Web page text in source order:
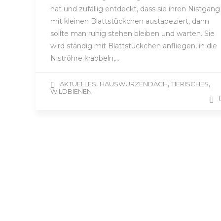
hat und zufällig entdeckt, dass sie ihren Nistgang
mit kleinen Blattstückchen austapeziert, dann
sollte man ruhig stehen bleiben und warten. Sie
wird ständig mit Blattstückchen anfliegen, in die
Niströhre krabbeln,…
AKTUELLES, HAUSWURZENDACH, TIERISCHES,
WILDBIENEN